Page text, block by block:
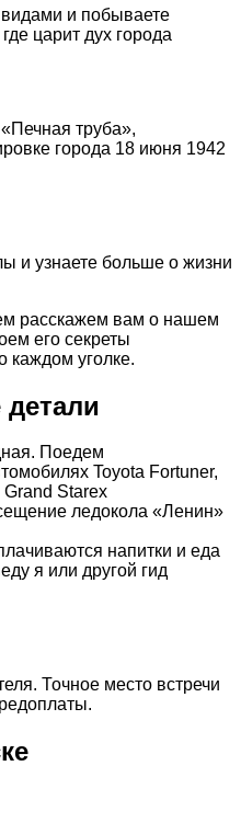
и побываете
царит дух города
труба»,
города 18 июня 1942
и узнаете больше о жизни
расскажем вам о нашем
его секреты
каждом уголке.
Поедем
Toyota Fortuner,
Starex
ледокола «Ленин»
напитки и еда
я или другой гид
Точное место встречи